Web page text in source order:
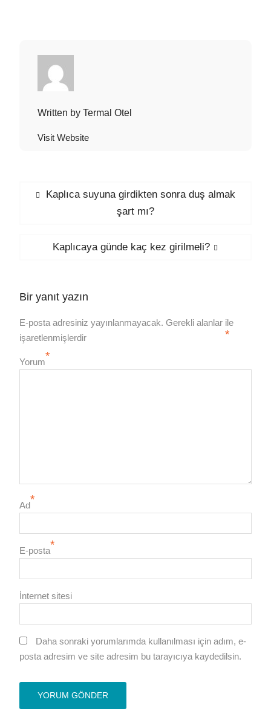
Written by Termal Otel
Visit Website
Yazı
Previous
Kaplıca suyuna girdikten sonra duş almak
şart mı?
Next
Kaplıcaya günde kaç kez girilmeli?
Bir yanıt yazın
E-posta adresiniz yayınlanmayacak. Gerekli alanlar
*
ile
işaretlenmişlerdir
Yorum*
Ad*
E-posta*
İnternet sitesi
Daha sonraki yorumlarımda kullanılması için adım, e-
posta adresim ve site adresim bu tarayıcıya kaydedilsin.